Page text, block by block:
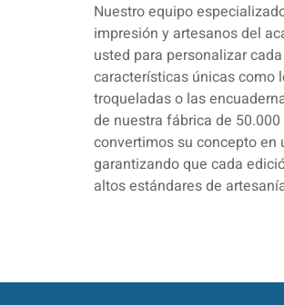
Nuestro equipo
impresión y artesanos del
usted para personalizar
características únicas como
troqueladas o las
de nuestra fábrica de
convertimos su concepto en
garantizando que cada
altos estándares de